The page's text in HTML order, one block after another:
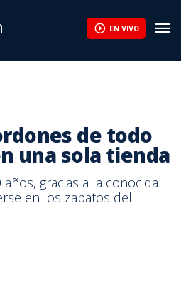
EN VIVO
de todo
una sola tienda
gracias a la conocida
en los zapatos del